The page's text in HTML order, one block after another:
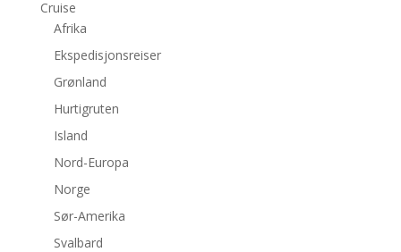
Cruise
Afrika
Ekspedisjonsreiser
Grønland
Hurtigruten
Island
Nord-Europa
Norge
Sør-Amerika
Svalbard